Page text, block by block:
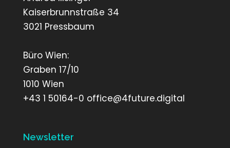
Kaiserbrunnstraße 34
3021 Pressbaum
Büro Wien:
Graben 17/10
1010 Wien
+43 1 50164-0 office@4future.digital
Newsletter